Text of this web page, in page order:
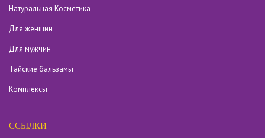
Натуральная Косметика
Для женщин
Для мужчин
Тайские бальзамы
Комплексы
ССЫЛКИ